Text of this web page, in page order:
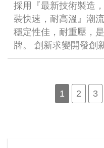
採用『最新技術製造
裝快速，耐高溫』潮
穩定性佳，耐重壓，
牌。 創新求變開發創
PaginationCurrent
1 Page
2 3